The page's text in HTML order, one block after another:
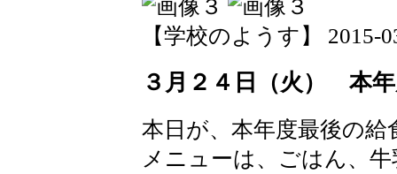
【学校のようす】 2015-
３月２４日（火） 本
本日が、本年度最後の給
メニューは、ごはん、